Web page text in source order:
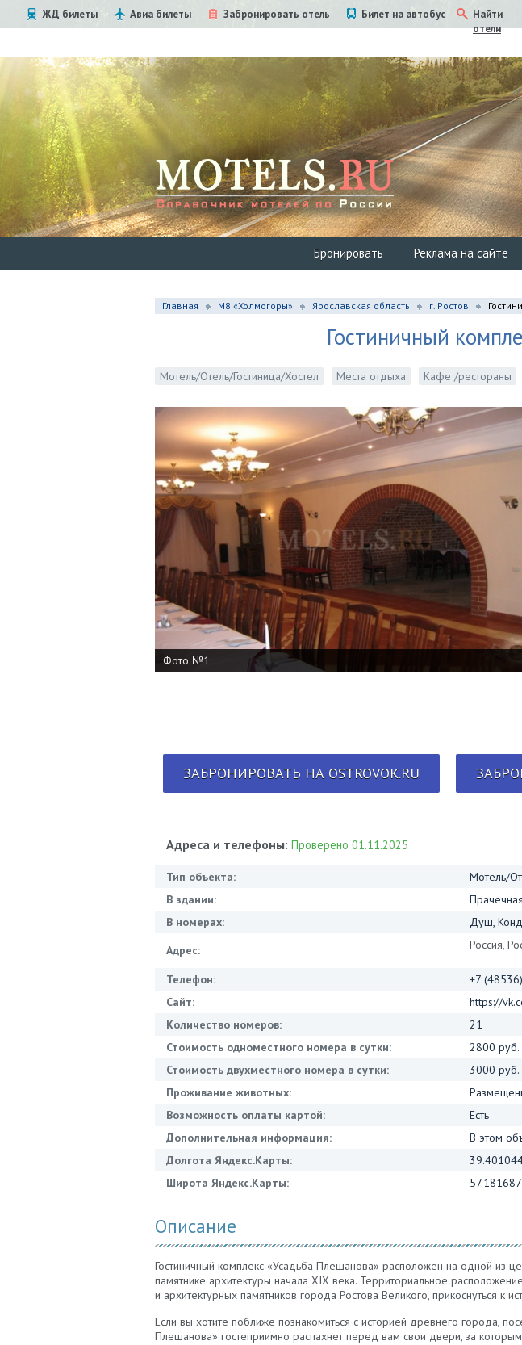
ЖД билеты Авиа билеты Забронировать отель Билет на автобус
Найти
отели
Бронировать Реклама на сайте
Главная М8 «Холмогоры» Ярославская область г. Ростов
Гостиничный
Мотель/Отель/Гостиница/Хостел Места отдыха Кафе /рестораны
Фото №1
ЗАБРОНИРОВАТЬ НА OSTROVOK.RU
Адреса и телефоны: Проверено 01.11.2025
Тип объекта:
Мотель/
В здании:
В номерах:
Душ,
Адрес:
Россия,
Телефон:
+7
Сайт:
https://
Количество номеров:
21
Стоимость одноместного номера в сутки:
2800 руб.
Стоимость двухместного номера в сутки:
3000 руб.
Проживание животных:
Возможность оплаты картой:
Есть
Дополнительная информация:
В этом
Долгота Яндекс.Карты:
Широта Яндекс.Карты:
57.181687
Описание
Гостиничный комплекс «Усадьба Плешанова» расположен на одной из
памятнике архитектуры начала ХIХ века. Территориальное
и архитектурных памятников города Ростова Великого, прикоснуться к
Если вы хотите поближе познакомиться с историей древнего города,
Плешанова» гостеприимно распахнет перед вам свои двери, за